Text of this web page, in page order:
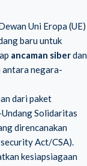
Uni Eropa (UE)
baru untuk
ancaman siberdan
negara-
dari paket
Solidaritas
direncanakan
Act/CSA).
kesiapsiagaan